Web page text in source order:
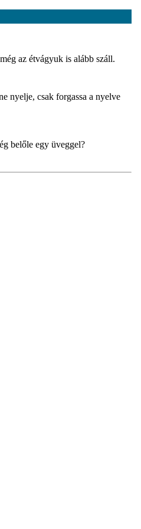
az étvágyuk is alább száll.
nyelje, csak forgassa a nyelve
belőle egy üveggel?